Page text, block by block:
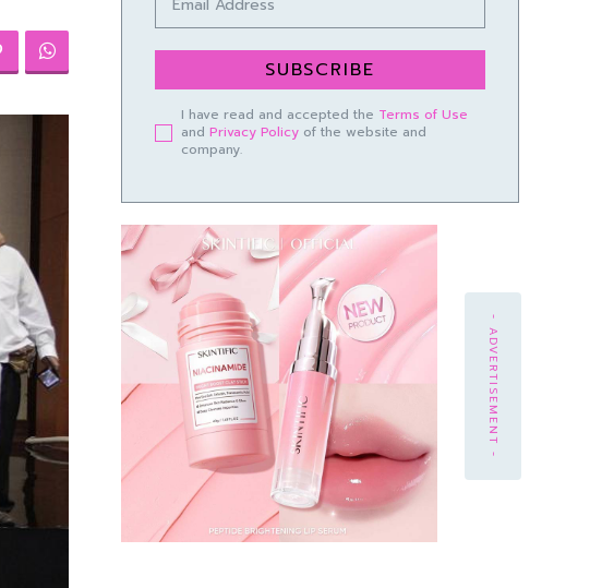
SUBSCRIBE
I have read and accepted the Terms of Use
and Privacy Policyof the website and
company.
- ADVERTISEMENT -